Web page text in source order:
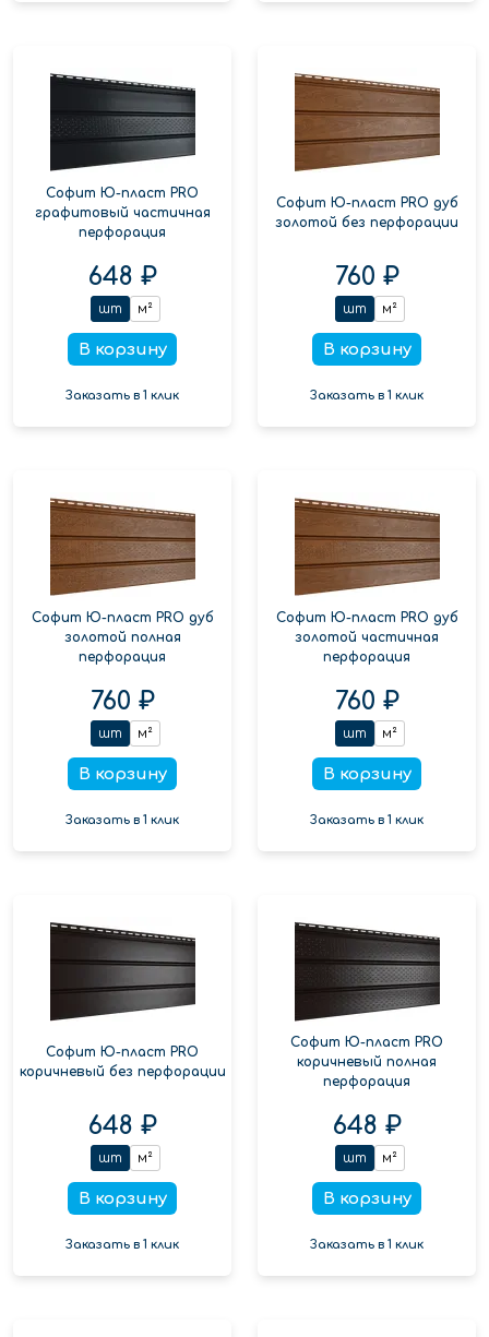
Софит Ю-пласт PRO
графитовый частичная
перфорация
648 ₽
шт м²
В корзину
Заказать в 1 клик
Софит Ю-пласт PRO дуб
золотой без перфорации
760 ₽
шт м²
В корзину
Заказать в 1 клик
Софит Ю-пласт PRO дуб
золотой полная
перфорация
760 ₽
шт м²
В корзину
Заказать в 1 клик
Софит Ю-пласт PRO дуб
золотой частичная
перфорация
760 ₽
шт м²
В корзину
Заказать в 1 клик
Софит Ю-пласт PRO
коричневый без перфорации
648 ₽
шт м²
В корзину
Заказать в 1 клик
Софит Ю-пласт PRO
коричневый полная
перфорация
648 ₽
шт м²
В корзину
Заказать в 1 клик